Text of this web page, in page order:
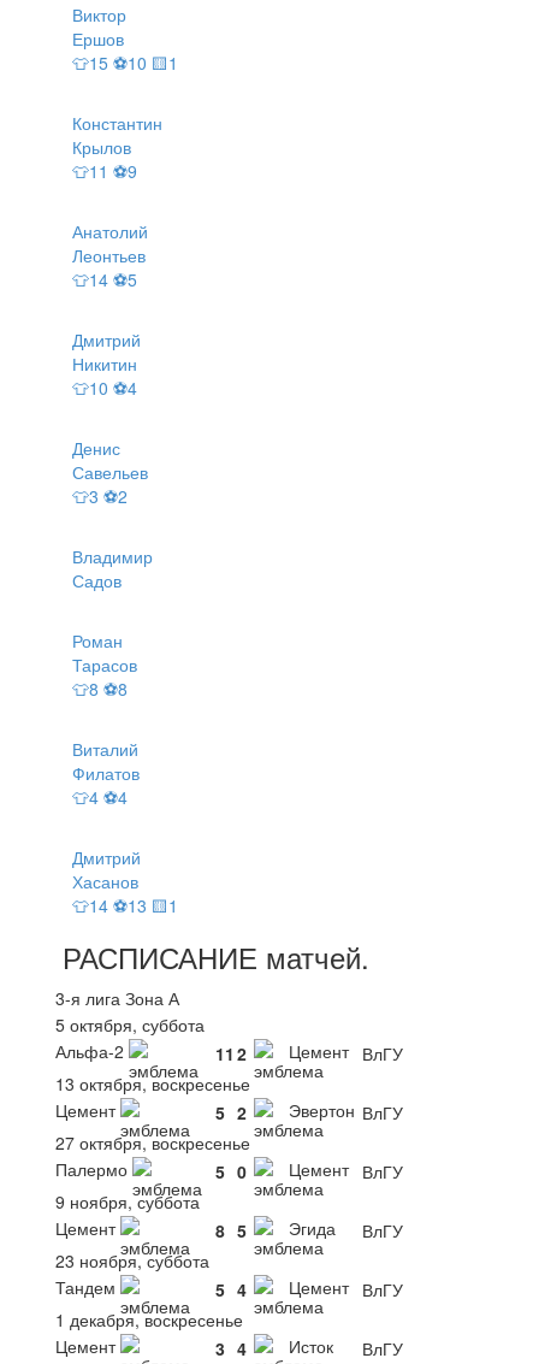
Виктор
Ершов
👕15 ⚽10 🟨1
Константин
Крылов
👕11 ⚽9
Анатолий
Леонтьев
👕14 ⚽5
Дмитрий
Никитин
👕10 ⚽4
Денис
Савельев
👕3 ⚽2
Владимир
Садов
Роман
Тарасов
👕8 ⚽8
Виталий
Филатов
👕4 ⚽4
Дмитрий
Хасанов
👕14 ⚽13 🟨1
РАСПИСАНИЕ матчей.
3-я лига Зона А
5 октября, суббота
Альфа-2
11 2 Цемент ВлГУ
13 октября, воскресенье
Цемент
5 2 Эвертон ВлГУ
27 октября, воскресенье
Палермо
5 0 Цемент ВлГУ
9 ноября, суббота
Цемент
8 5 Эгида
ВлГУ
23 ноября, суббота
Тандем
5 4 Цемент ВлГУ
1 декабря, воскресенье
Цемент
3 4 Исток
ВлГУ